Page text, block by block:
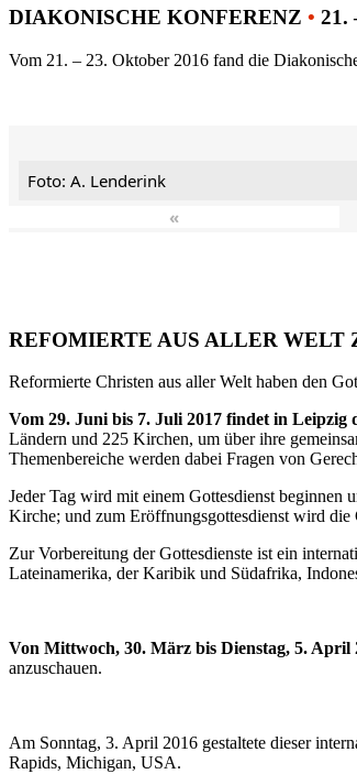
DIAKONISCHE KONFERENZ • 21.
Vom 21. – 23. Oktober 2016 fand die
Foto: A. Lenderink
«
REFOMIERTE AUS ALLER WELT
Reformierte Christen aus aller Welt haben den
Vom 29. Juni bis 7. Juli 2017 findet in
Ländern und 225 Kirchen, um über ihre
Themenbereiche werden dabei Fragen von
Jeder Tag wird mit einem Gottesdienst beginnen
Kirche; und zum Eröffnungsgottesdienst wird
Zur Vorbereitung der Gottesdienste ist ein
Lateinamerika, der Karibik und Südafrika,
Von Mittwoch, 30. März bis Dienstag, 5. April
anzuschauen.
Am Sonntag, 3. April 2016 gestaltete dieser
Rapids, Michigan, USA.